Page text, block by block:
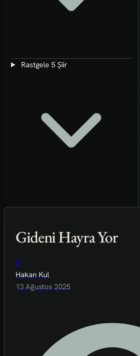
Rastgele 5 Şiir
Gideni Hayra Yor
H
Hakan Kul
13 Ağustos 2025